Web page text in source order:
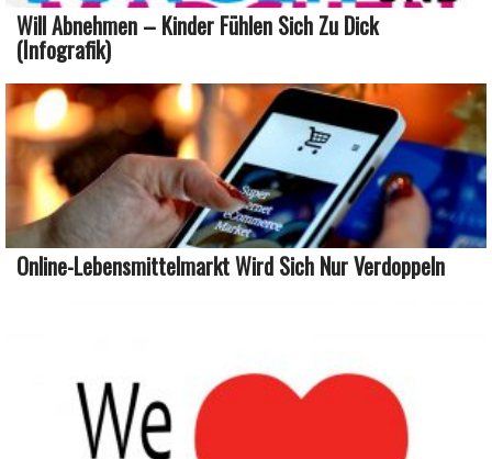
Will Abnehmen – Kinder Fühlen Sich Zu Dick
(Infografik)
Online-Lebensmittelmarkt Wird Sich Nur Verdoppeln